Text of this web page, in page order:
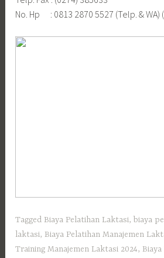
No. Hp : 0813 2870 5527 (Telp. & WA)
Tagged Biaya Pelatihan Laktasi, biaya
laktasi, Biaya Pelatihan Manajemen
Training Manajemen Laktasi 2024,